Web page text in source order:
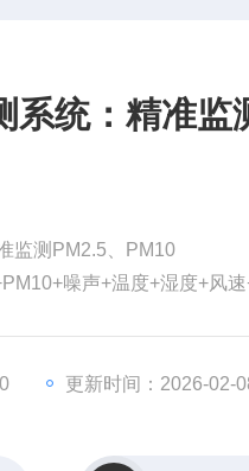
系统：精准监
监测PM2.5、PM10
噪声+温度+湿度+风
更新时间：2026-02-